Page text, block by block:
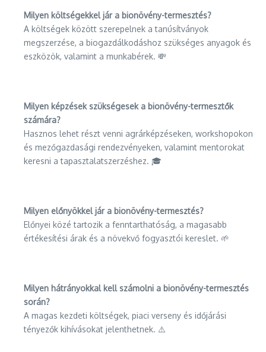
Milyen költségekkel jár a bionövény-termesztés?
A költségek között szerepelnek a tanúsítványok
megszerzése, a biogazdálkodáshoz szükséges anyagok és
eszközök, valamint a munkabérek. 💸
Milyen képzések szükségesek a bionövény-termesztők
számára?
Hasznos lehet részt venni agrárképzéseken, workshopokon
és mezőgazdasági rendezvényeken, valamint mentorokat
keresni a tapasztalatszerzéshez. 🎓
Milyen előnyökkel jár a bionövény-termesztés?
Előnyei közé tartozik a fenntarthatóság, a magasabb
értékesítési árak és a növekvő fogyasztói kereslet. 🌱
Milyen hátrányokkal kell számolni a bionövény-termesztés
során?
A magas kezdeti költségek, piaci verseny és időjárási
tényezők kihívásokat jelenthetnek. ⚠️